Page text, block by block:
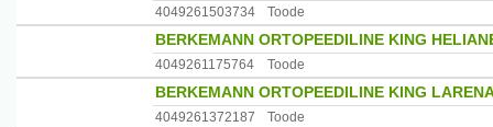
4049261503734 Toode
BERKEMANN ORTOPEEDILINE KING
4049261175764 Toode
BERKEMANN ORTOPEEDILINE KING
4049261372187 Toode